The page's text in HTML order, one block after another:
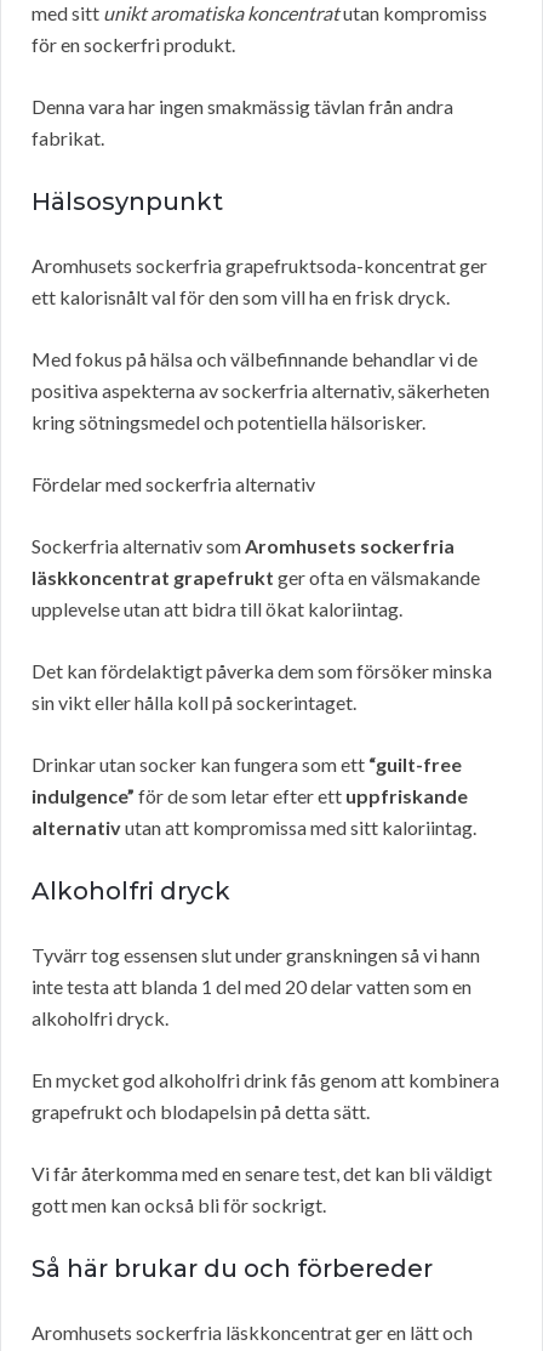
med sitt unikt aromatiska koncentratutan kompromiss
för en sockerfri produkt.
Denna vara har ingen smakmässig tävlan från andra
fabrikat.
Hälsosynpunkt
Aromhusets sockerfria grapefruktsoda-koncentrat ger
ett kalorisnålt val för den som vill ha en frisk dryck.
Med fokus på hälsa och välbefinnande behandlar vi de
positiva aspekterna av sockerfria alternativ, säkerheten
kring sötningsmedel och potentiella hälsorisker.
Fördelar med sockerfria alternativ
Sockerfria alternativ somAromhusets sockerfria
läskkoncentrat grapefrukt ger ofta en välsmakande
upplevelse utan att bidra till ökat kaloriintag.
Det kan fördelaktigt påverka dem som försöker minska
sin vikt eller hålla koll på sockerintaget.
Drinkar utan socker kan fungera som ett “guilt-free
indulgence” för de som letar efter ett uppfriskande
alternativutan att kompromissa med sitt kaloriintag.
Alkoholfri dryck
Tyvärr tog essensen slut under granskningen så vi hann
inte testa att blanda 1 del med 20 delar vatten som en
alkoholfri dryck.
En mycket god alkoholfri drink fås genom att kombinera
grapefrukt och blodapelsin på detta sätt.
Vi får återkomma med en senare test, det kan bli väldigt
gott men kan också bli för sockrigt.
Så här brukar du och förbereder
Aromhusets sockerfria läskkoncentrat ger en lätt och